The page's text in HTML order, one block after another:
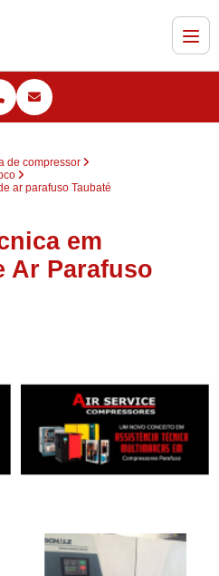
de compressor
ar parafuso Taubaté
em
Ar Parafuso